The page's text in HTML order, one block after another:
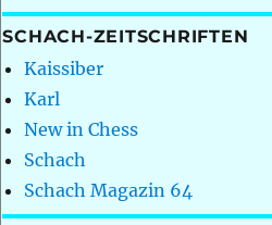
SCHACH-ZEITSCHRIFTEN
Kaissiber
Karl
New in Chess
Schach
Schach Magazin 64